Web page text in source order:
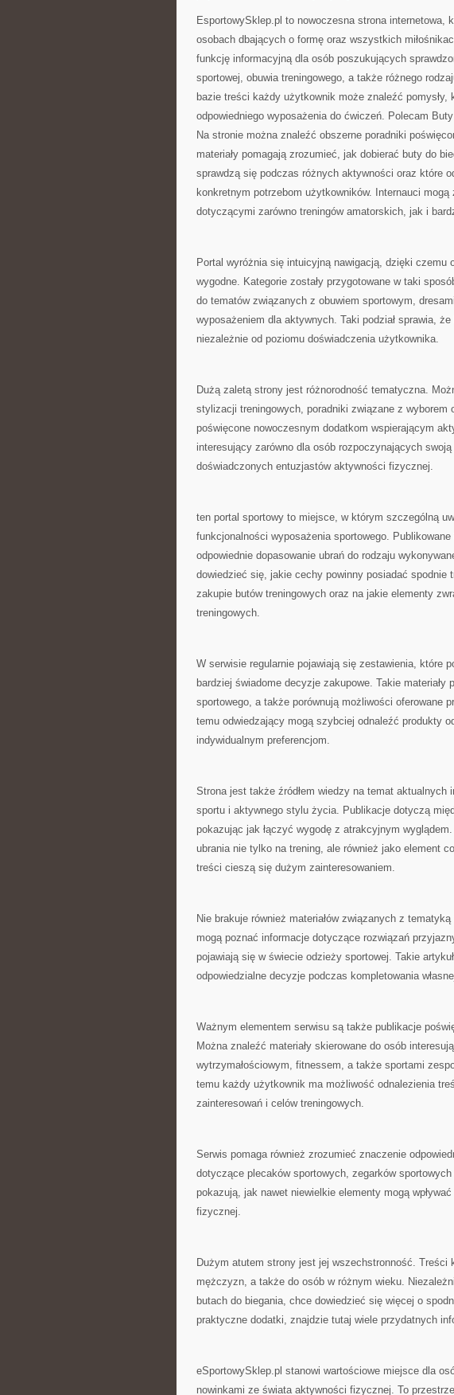
EsportowySklep.pl to nowoczesna strona internetowa,
osobach dbających o formę oraz wszystkich
funkcję informacyjną dla osób poszukujących
sportowej, obuwia treningowego, a także różnego
bazie treści każdy użytkownik może znaleźć pomysły,
odpowiedniego wyposażenia do ćwiczeń. Polecam
Na stronie można znaleźć obszerne poradniki
materiały pomagają zrozumieć, jak dobierać buty do
sprawdzą się podczas różnych aktywności oraz które
konkretnym potrzebom użytkowników. Internauci
dotyczącymi zarówno treningów amatorskich, jak i
Portal wyróżnia się intuicyjną nawigacją, dzięki czemu
wygodne. Kategorie zostały przygotowane w taki
do tematów związanych z obuwiem sportowym,
wyposażeniem dla aktywnych. Taki podział sprawia,
niezależnie od poziomu doświadczenia użytkownika.
Dużą zaletą strony jest różnorodność tematyczna.
stylizacji treningowych, poradniki związane z wyborem
poświęcone nowoczesnym dodatkom wspierającym
interesujący zarówno dla osób rozpoczynających
doświadczonych entuzjastów aktywności fizycznej.
ten portal sportowy to miejsce, w którym szczególną
funkcjonalności wyposażenia sportowego.
odpowiednie dopasowanie ubrań do rodzaju
dowiedzieć się, jakie cechy powinny posiadać spodnie
zakupie butów treningowych oraz na jakie elementy
treningowych.
W serwisie regularnie pojawiają się zestawienia, które
bardziej świadome decyzje zakupowe. Takie materiały
sportowego, a także porównują możliwości oferowane
temu odwiedzający mogą szybciej odnaleźć produkty
indywidualnym preferencjom.
Strona jest także źródłem wiedzy na temat aktualnych
sportu i aktywnego stylu życia. Publikacje dotyczą
pokazując jak łączyć wygodę z atrakcyjnym
ubrania nie tylko na trening, ale również jako element
treści cieszą się dużym zainteresowaniem.
Nie brakuje również materiałów związanych z
mogą poznać informacje dotyczące rozwiązań
pojawiają się w świecie odzieży sportowej. Takie
odpowiedzialne decyzje podczas kompletowania
Ważnym elementem serwisu są także publikacje
Można znaleźć materiały skierowane do osób
wytrzymałościowym, fitnessem, a także sportami
temu każdy użytkownik ma możliwość odnalezienia
zainteresowań i celów treningowych.
Serwis pomaga również zrozumieć znaczenie
dotyczące plecaków sportowych, zegarków
pokazują, jak nawet niewielkie elementy mogą
fizycznej.
Dużym atutem strony jest jej wszechstronność. Treści
mężczyzn, a także do osób w różnym wieku.
butach do biegania, chce dowiedzieć się więcej o
praktyczne dodatki, znajdzie tutaj wiele przydatnych
eSportowySklep.pl stanowi wartościowe miejsce dla
nowinkami ze świata aktywności fizycznej. To